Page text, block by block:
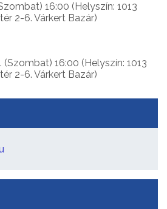
16:00 (Helyszín: 1013
2-6. Várkert Bazár)
16:00 (Helyszín: 1013
2-6. Várkert Bazár)